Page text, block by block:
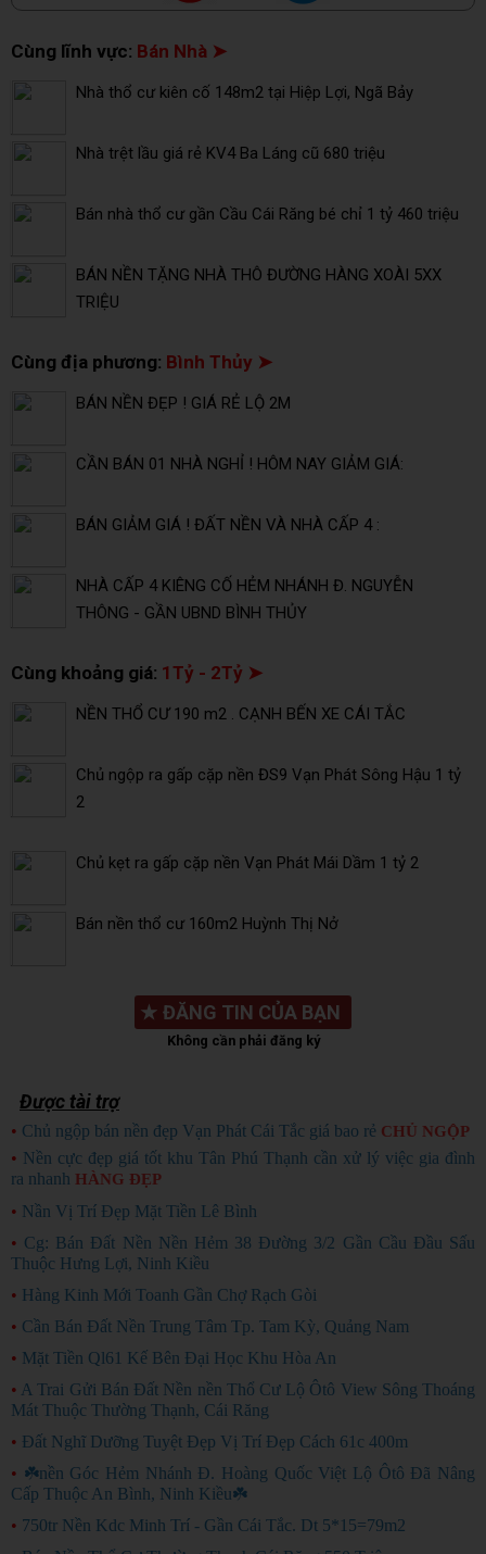
Cùng lĩnh vực: Bán Nhà ➤
Nhà thổ cư kiên cố 148m2 tại Hiệp Lợi, Ngã Bảy
Nhà trệt lầu giá rẻ KV4 Ba Láng cũ 680 triệu
Bán nhà thổ cư gần Cầu Cái Răng bé chỉ 1 tỷ 460 triệu
BÁN NỀN TẶNG NHÀ THÔ ĐƯỜNG HÀNG XOÀI 5XX
TRIỆU
Cùng địa phương: Bình Thủy ➤
BÁN NỀN ĐẸP ! GIÁ RẺ LỘ 2M
CẦN BÁN 01 NHÀ NGHỈ ! HÔM NAY GIẢM GIÁ:
BÁN GIẢM GIÁ ! ĐẤT NỀN VÀ NHÀ CẤP 4 :
NHÀ CẤP 4 KIÊNG CỐ HẺM NHÁNH Đ. NGUYỄN
THÔNG - GẦN UBND BÌNH THỦY
Cùng khoảng giá: 1Tỷ - 2Tỷ ➤
NỀN THỔ CƯ 190 m2 . CẠNH BẾN XE CÁI TẮC
Chủ ngộp ra gấp cặp nền ĐS9 Vạn Phát Sông Hậu 1 tỷ
2
Chủ kẹt ra gấp cặp nền Vạn Phát Mái Dầm 1 tỷ 2
Bán nền thổ cư 160m2 Huỳnh Thị Nở
★ ĐĂNG TIN CỦA BẠN
Không cần phải đăng ký
Được tài trợ
• Chủ ngộp bán nền đẹp Vạn Phát Cái Tắc giá bao rẻ CHỦ NGỘP
• Nền cực đẹp giá tốt khu Tân Phú Thạnh cần xử lý việc gia đình
ra nhanh HÀNG ĐẸP
• Nần Vị Trí Đẹp Mặt Tiền Lê Bình
• Cg: Bán Đất Nền Nền Hẻm 38 Đường 3/2 Gần Cầu Đầu Sấu
Thuộc Hưng Lợi, Ninh Kiều
• Hàng Kinh Mới Toanh Gần Chợ Rạch Gòi
• Cần Bán Đất Nền Trung Tâm Tp. Tam Kỳ, Quảng Nam
• Mặt Tiền Ql61 Kế Bên Đại Học Khu Hòa An
• A Trai Gửi Bán Đất Nền nền Thổ Cư Lộ Ôtô View Sông Thoáng
Mát Thuộc Thường Thạnh, Cái Răng
• Đất Nghĩ Dưỡng Tuyệt Đẹp Vị Trí Đẹp Cách 61c 400m
• ☘️nền Góc Hẻm Nhánh Đ. Hoàng Quốc Việt Lộ Ôtô Đã Nâng
Cấp Thuộc An Bình, Ninh Kiều☘️
• 750tr Nền Kdc Minh Trí - Gần Cái Tắc. Dt 5*15=79m2